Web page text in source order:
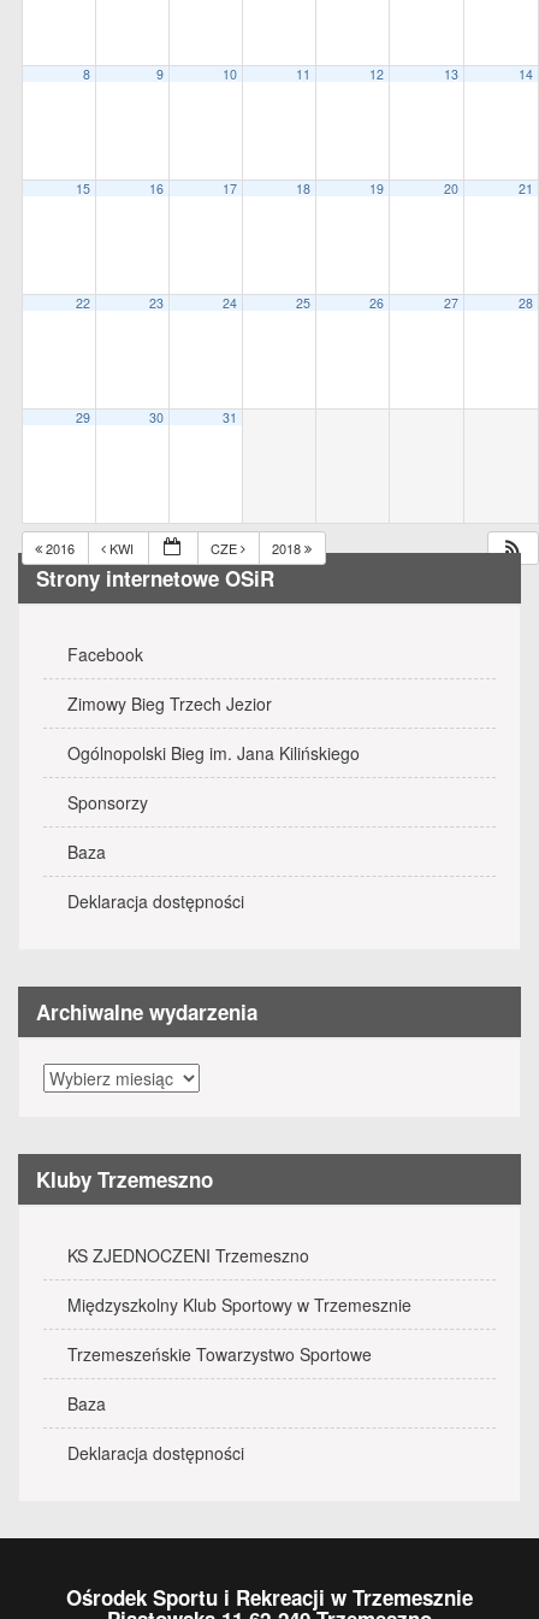
8 9 10 11 12 13 14
15 16 17 18 19 20 21
22 23 24 25 26 27 28
29 30 31
2016 KWI CZE 2018
Strony internetowe OSiR
Facebook
Zimowy Bieg Trzech Jezior
Ogólnopolski Bieg im. Jana Kilińskiego
Sponsorzy
Baza
Deklaracja dostępności
Archiwalne wydarzenia
Archiwalne
wydarzenia
Kluby Trzemeszno
KS ZJEDNOCZENI Trzemeszno
Międzyszkolny Klub Sportowy w Trzemesznie
Trzemeszeńskie Towarzystwo Sportowe
Baza
Deklaracja dostępności
Ośrodek Sportu i Rekreacji w Trzemesznie